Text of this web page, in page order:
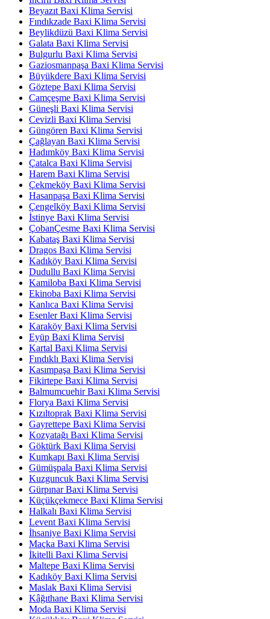
Beyazıt Baxi Klima Servisi
Fındıkzade Baxi Klima Servisi
Beylikdüzü Baxi Klima Servisi
Galata Baxi Klima Servisi
Bulgurlu Baxi Klima Servisi
Gaziosmanpaşa Baxi Klima Servisi
Büyükdere Baxi Klima Servisi
Göztepe Baxi Klima Servisi
Camçeşme Baxi Klima Servisi
Güneşli Baxi Klima Servisi
Cevizli Baxi Klima Servisi
Güngören Baxi Klima Servisi
Çağlayan Baxi Klima Servisi
Hadımköy Baxi Klima Servisi
Çatalca Baxi Klima Servisi
Harem Baxi Klima Servisi
Çekmeköy Baxi Klima Servisi
Hasanpaşa Baxi Klima Servisi
Çengelköy Baxi Klima Servisi
İstinye Baxi Klima Servisi
ÇobanÇesme Baxi Klima Servisi
Kabataş Baxi Klima Servisi
Dragos Baxi Klima Servisi
Kadıköy Baxi Klima Servisi
Dudullu Baxi Klima Servisi
Kamiloba Baxi Klima Servisi
Ekinoba Baxi Klima Servisi
Kanlıca Baxi Klima Servisi
Esenler Baxi Klima Servisi
Karaköy Baxi Klima Servisi
Eyüp Baxi Klima Servisi
Kartal Baxi Klima Servisi
Fındıklı Baxi Klima Servisi
Kasımpaşa Baxi Klima Servisi
Fikirtepe Baxi Klima Servisi
Balmumcuehir Baxi Klima Servisi
Florya Baxi Klima Servisi
Kızıltoprak Baxi Klima Servisi
Gayrettepe Baxi Klima Servisi
Kozyatağı Baxi Klima Servisi
Göktürk Baxi Klima Servisi
Kumkapı Baxi Klima Servisi
Gümüşpala Baxi Klima Servisi
Kuzguncuk Baxi Klima Servisi
Gürpınar Baxi Klima Servisi
Küçükçekmece Baxi Klima Servisi
Halkalı Baxi Klima Servisi
Levent Baxi Klima Servisi
İhsaniye Baxi Klima Servisi
Maçka Baxi Klima Servisi
İkitelli Baxi Klima Servisi
Maltepe Baxi Klima Servisi
Kadıköy Baxi Klima Servisi
Maslak Baxi Klima Servisi
Kâğıthane Baxi Klima Servisi
Moda Baxi Klima Servisi